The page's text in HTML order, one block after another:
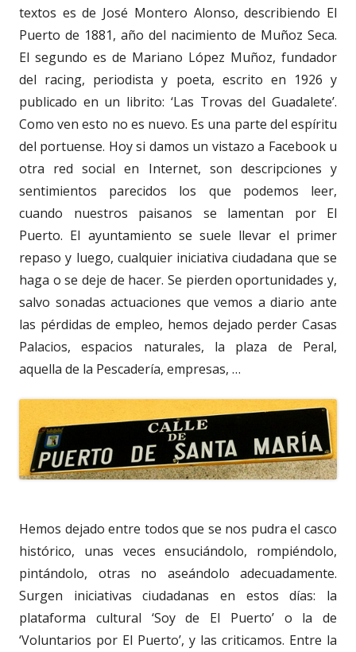
textos es de José Montero Alonso, describiendo El
Puerto de 1881, año del nacimiento de Muñoz Seca.
El segundo es de Mariano López Muñoz, fundador
del racing, periodista y poeta, escrito en 1926 y
publicado en un librito: ‘Las Trovas del Guadalete’.
Como ven esto no es nuevo. Es una parte del espíritu
del portuense. Hoy si damos un vistazo a Facebook u
otra red social en Internet, son descripciones y
sentimientos parecidos los que podemos leer,
cuando nuestros paisanos se lamentan por El
Puerto. El ayuntamiento se suele llevar el primer
repaso y luego, cualquier iniciativa ciudadana que se
haga o se deje de hacer. Se pierden oportunidades y,
salvo sonadas actuaciones que vemos a diario ante
las pérdidas de empleo, hemos dejado perder Casas
Palacios, espacios naturales, la plaza de Peral,
aquella de la Pescadería, empresas, …
Hemos dejado entre todos que se nos pudra el casco
histórico, unas veces ensuciándolo, rompiéndolo,
pintándolo, otras no aseándolo adecuadamente.
Surgen iniciativas ciudadanas en estos días: la
plataforma cultural ‘Soy de El Puerto’ o la de
‘Voluntarios por El Puerto’, y las criticamos. Entre la